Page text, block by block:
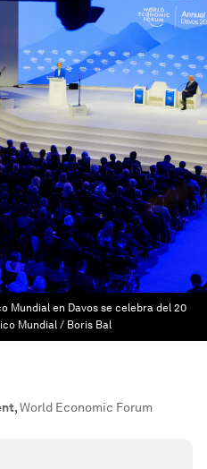
Mundial en Davos se celebra del 20
Mundial / Boris Bal
,World Economic Forum